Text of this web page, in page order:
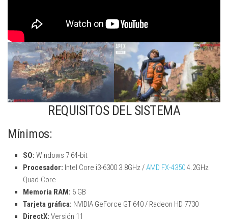
REQUISITOS DEL SISTEMA
Mínimos:
SO: Windows 7 64-bit
Procesador: Intel Core i3-6300 3.8GHz /AMD FX-43504.2GHz
Quad-Core
Memoria RAM: 6 GB
Tarjeta gráfica: NVIDIA GeForce GT 640 / Radeon HD 7730
DirectX: Versión 11